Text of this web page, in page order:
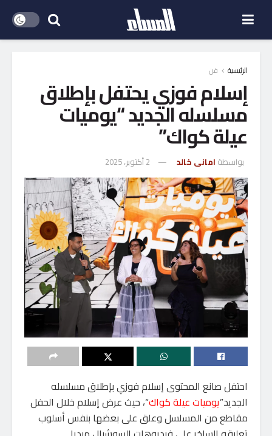
الرئيسية فن
إسلام فوزي يحتفل بإطلاق
مسلسله الجديد “يوميات
عيلة كواك”
بواسطة امانى خالد 2 أكتوبر، 2025
احتفل صانع المحتوى إسلام فوزي بإطلاق مسلسله
الجديد”يوميات عيلة كواك“، حيث عرض إسلام خلال الحفل
مقاطع من المسلسل وعلق على بعضها بنفس أسلوب